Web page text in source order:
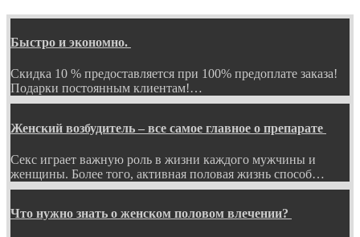
Быстро и экономно.
Скидка 10 % предоставляется при 100% предоплате заказа!
Подарки постоянным клиентам!…
Женский возбудитель – все самое главное о препарате
Секс играет важную роль в жизни каждого мужчины и
женщины. Более того, активная половая жизнь способ…
Что нужно знать о женском половом влечении?